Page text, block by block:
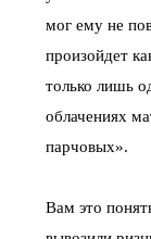
мог ему не
произойдет
только лишь
облачениях
парчовых».
Вам это